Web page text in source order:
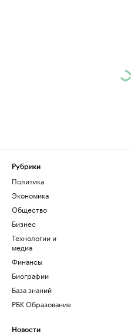
Рубрики
Политика
Экономика
Общество
Бизнес
Технологии и
медиа
Финансы
Биографии
База знаний
РБК Образование
Новости